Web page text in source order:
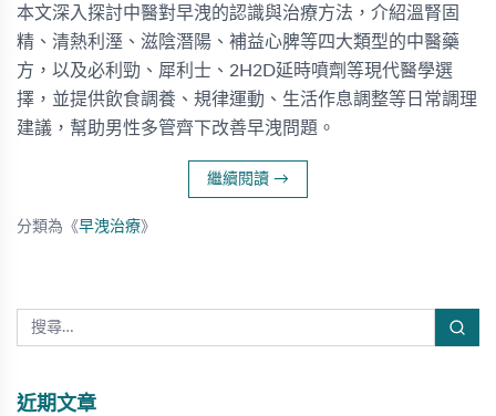
本文深入探討中醫對早洩的認識與治療方法，介紹溫腎固
精、清熱利溼、滋陰潛陽、補益心脾等四大類型的中醫藥
方，以及必利勁、犀利士、2H2D延時噴劑等現代醫學選
擇，並提供飲食調養、規律運動、生活作息調整等日常調理
建議，幫助男性多管齊下改善早洩問題。
繼續閱讀 →
分類為《早洩治療》
近期文章